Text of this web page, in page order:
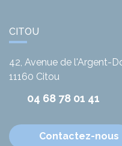
CITOU
42, Avenue de l'Argent-
11160 Citou
04 68 78 01 41
Contactez-nous